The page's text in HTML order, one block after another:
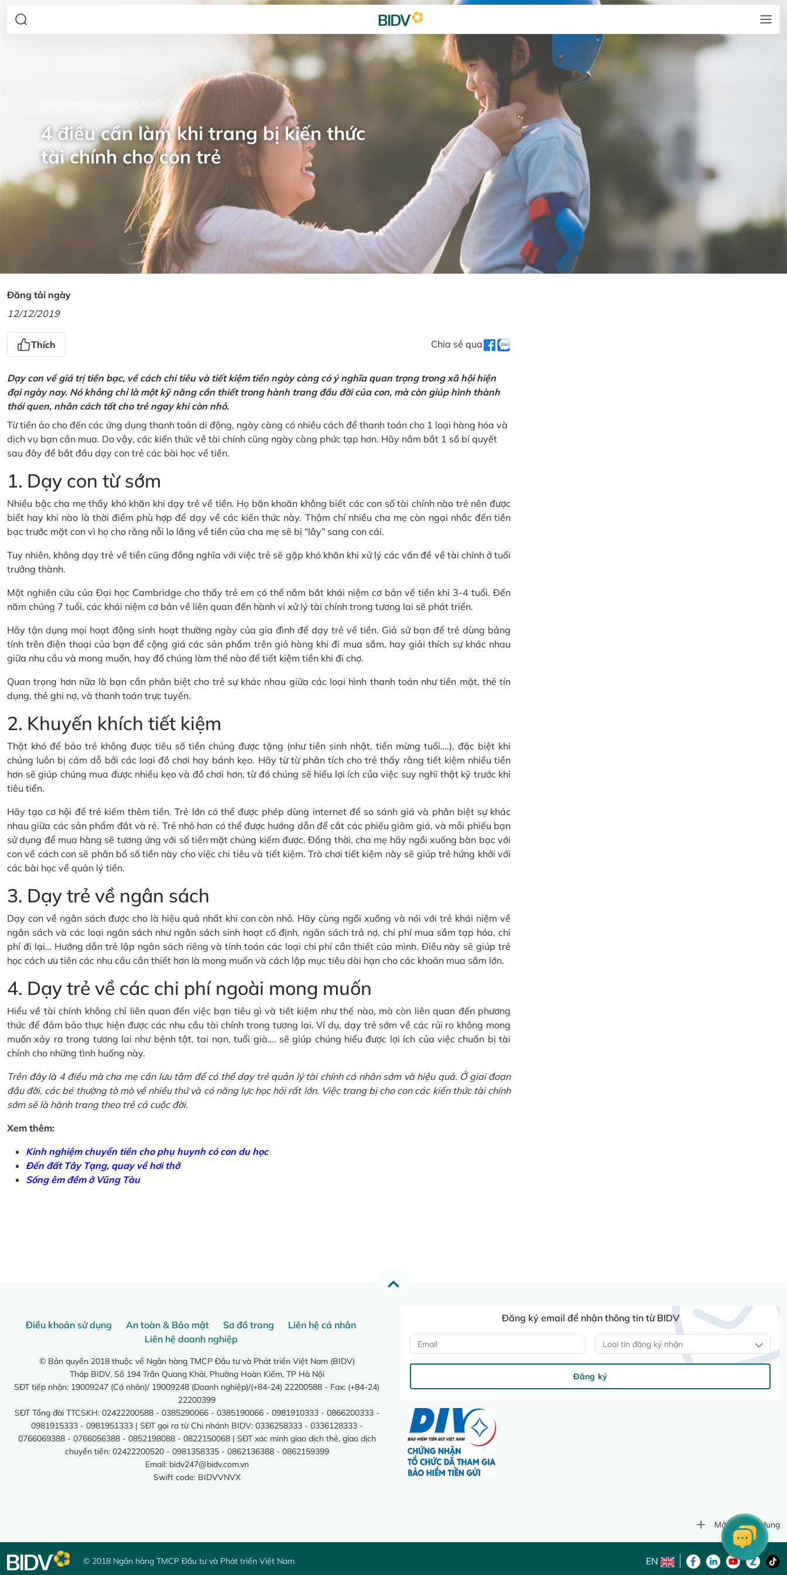
4 điều cần làm khi trang bị kiến thức
tài chính cho con trẻ
Đăng tải ngày
12/12/2019
Thích Chia sẻ qua
Dạy con về giá trị tiền bạc, về cách chi tiêu và tiết kiệm tiền ngày càng có ý nghĩa quan trọng trong xã hội hiện
đại ngày nay. Nó không chỉ là một kỹ năng cần thiết trong hành trang đầu đời của con, mà còn giúp hình thành
thói quen, nhân cách tốt cho trẻ ngay khi còn nhỏ.
Từ tiền ảo cho đến các ứng dụng thanh toán di động, ngày càng có nhiều cách để thanh toán cho 1 loại hàng hóa và
dịch vụ bạn cần mua. Do vậy, các kiến thức về tài chính cũng ngày càng phức tạp hơn. Hãy nắm bắt 1 số bí quyết
sau đây để bắt đầu dạy con trẻ các bài học về tiền.
1. Dạy con từ sớm
Nhiều bậc cha mẹ thấy khó khăn khi dạy trẻ về tiền. Họ băn khoăn không biết các con số tài chính nào trẻ nên được
biết hay khi nào là thời điểm phù hợp để dạy về các kiến thức này. Thậm chí nhiều cha mẹ còn ngại nhắc đến tiền
bạc trước mặt con vì họ cho rằng nỗi lo lắng về tiền của cha mẹ sẽ bị “lây” sang con cái.
Tuy nhiên, không dạy trẻ về tiền cũng đồng nghĩa với việc trẻ sẽ gặp khó khăn khi xử lý các vấn đề về tài chính ở tuổi
trưởng thành.
Một nghiên cứu của Đại học Cambridge cho thấy trẻ em có thể nắm bắt khái niệm cơ bản về tiền khi 3-4 tuổi. Đến
năm chúng 7 tuổi, các khái niệm cơ bản về liên quan đến hành vi xử lý tài chính trong tương lai sẽ phát triển.
Hãy tận dụng mọi hoạt động sinh hoạt thường ngày của gia đình để dạy trẻ về tiền. Giả sử bạn để trẻ dùng bảng
tính trên điện thoại của bạn để cộng giá các sản phẩm trên giỏ hàng khi đi mua sắm, hay giải thích sự khác nhau
giữa nhu cầu và mong muốn, hay đố chúng làm thế nào để tiết kiệm tiền khi đi chợ.
Quan trọng hơn nữa là bạn cần phân biệt cho trẻ sự khác nhau giữa các loại hình thanh toán như tiền mặt, thẻ tín
dụng, thẻ ghi nợ, và thanh toán trực tuyến.
2. Khuyến khích tiết kiệm
Thật khó để bảo trẻ không được tiêu số tiền chúng được tặng (như tiền sinh nhật, tiền mừng tuổi….), đặc biệt khi
chúng luôn bị cám dỗ bởi các loại đồ chơi hay bánh kẹo. Hãy từ từ phân tích cho trẻ thấy rằng tiết kiệm nhiều tiền
hơn sẽ giúp chúng mua được nhiều kẹo và đồ chơi hơn, từ đó chúng sẽ hiểu lợi ích của việc suy nghĩ thật kỹ trước khi
tiêu tiền.
Hãy tạo cơ hội để trẻ kiếm thêm tiền. Trẻ lớn có thể được phép dùng internet để so sánh giá và phân biệt sự khác
nhau giữa các sản phẩm đắt và rẻ. Trẻ nhỏ hơn có thể được hướng dẫn để cắt các phiếu giảm giá, và mỗi phiếu bạn
sử dụng để mua hàng sẽ tương ứng với số tiền mặt chúng kiếm được. Đồng thời, cha mẹ hãy ngồi xuống bàn bạc với
con về cách con sẽ phân bổ số tiền này cho việc chi tiêu và tiết kiệm. Trò chơi tiết kiệm này sẽ giúp trẻ hứng khởi với
các bài học về quản lý tiền.
3. Dạy trẻ về ngân sách
Dạy con về ngân sách được cho là hiệu quả nhất khi con còn nhỏ. Hãy cùng ngồi xuống và nói với trẻ khái niệm về
ngân sách và các loại ngân sách như ngân sách sinh hoạt cố định, ngân sách trả nợ, chi phí mua sắm tạp hóa, chi
phí đi lại… Hướng dẫn trẻ lập ngân sách riêng và tính toán các loại chi phí cần thiết của mình. Điều này sẽ giúp trẻ
học cách ưu tiên các nhu cầu cần thiết hơn là mong muốn và cách lập mục tiêu dài hạn cho các khoản mua sắm lớn.
4. Dạy trẻ về các chi phí ngoài mong muốn
Hiểu về tài chính không chỉ liên quan đến việc bạn tiêu gì và tiết kiệm như thế nào, mà còn liên quan đến phương
thức để đảm bảo thực hiện được các nhu cầu tài chính trong tương lai. Ví dụ, dạy trẻ sớm về các rủi ro không mong
muốn xảy ra trong tương lai như bệnh tật, tai nạn, tuổi già…. sẽ giúp chúng hiểu được lợi ích của việc chuẩn bị tài
chính cho những tình huống này.
Trên đây là 4 điều mà cha mẹ cần lưu tâm để có thể dạy trẻ quản lý tài chính cá nhân sớm và hiệu quả. Ở giai đoạn
đầu đời, các bé thường tò mò về nhiều thứ và có năng lực học hỏi rất lớn. Việc trang bị cho con các kiến thức tài chính
sớm sẽ là hành trang theo trẻ cả cuộc đời.
Xem thêm:
Kinh nghiệm chuyển tiền cho phụ huynh có con du học
Đến đất Tây Tạng, quay về hơi thở
Sống êm đềm ở Vũng Tàu
Điều khoản sử dụng An toàn & Bảo mật Sơ đồ trang
Liên hệ cá nhân
Liên hệ doanh nghiệp
© Bản quyền 2018 thuộc về Ngân hàng TMCP Đầu tư và Phát triển Việt Nam (BIDV)
Tháp BIDV, Số 194 Trần Quang Khải, Phường Hoàn Kiếm, TP Hà Nội
SĐT tiếp nhận: 19009247 (Cá nhân)/ 19009248 (Doanh nghiệp)/(+84-24) 22200588 - Fax: (+84-24)
22200399
SĐT Tổng đài TTCSKH: 02422200588 - 0385290066 - 0385190066 - 0981910333 - 0866200333 -
0981915333 - 0981951333 | SĐT gọi ra từ Chi nhánh BIDV: 0336258333 - 0336128333 -
0766069388 - 0766056388 - 0852198088 - 0822150068 | SĐT xác minh giao dịch thẻ, giao dịch
chuyển tiền: 02422200520 - 0981358335 - 0862136388 - 0862159399
Email: bidv247@bidv.com.vn
Swift code: BIDVVNVX
Đăng ký email để nhận thông tin từ BIDV
Loại tin đăng ký nhận
Đăng ký
Mở rộng nội dung
© 2018 Ngân hàng TMCP Đầu tư và Phát triển Việt Nam EN